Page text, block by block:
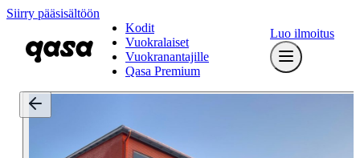
Siirry pääsisältöön
Kodit
Vuokralaiset
Vuokranantajille
Qasa Premium
Luo ilmoitus